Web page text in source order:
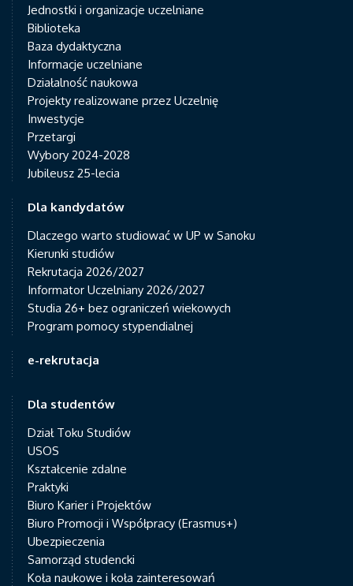
Jednostki i organizacje uczelniane
Biblioteka
Baza dydaktyczna
Informacje uczelniane
Działalność naukowa
Projekty realizowane przez Uczelnię
Inwestycje
Przetargi
Wybory 2024-2028
Jubileusz 25-lecia
Dla kandydatów
Dlaczego warto studiować w UP w Sanoku
Kierunki studiów
Rekrutacja 2026/2027
Informator Uczelniany 2026/2027
Studia 26+ bez ograniczeń wiekowych
Program pomocy stypendialnej
e-rekrutacja
Dla studentów
Dział Toku Studiów
USOS
Kształcenie zdalne
Praktyki
Biuro Karier i Projektów
Biuro Promocji i Współpracy (Erasmus+)
Ubezpieczenia
Samorząd studencki
Koła naukowe i koła zainteresowań